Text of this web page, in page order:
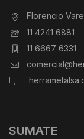
Florencio
11 4241 6881
11 6667 6331
SUMATE